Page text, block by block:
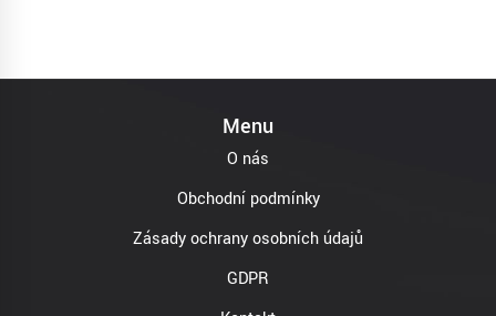
Menu
O nás
Obchodní podmínky
Zásady ochrany osobních údajů
GDPR